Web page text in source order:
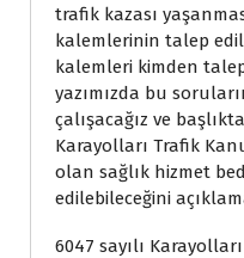
trafik kazası
kalemlerinin talep
kalemleri kimden
yazımızda bu
çalışacağız ve
Karayolları Trafik
olan sağlık hizmet
edilebileceğini
6047 sayılı